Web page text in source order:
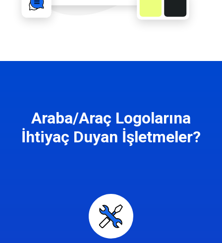
Araba/Araç Logolarına
İhtiyaç Duyan İşletmeler?